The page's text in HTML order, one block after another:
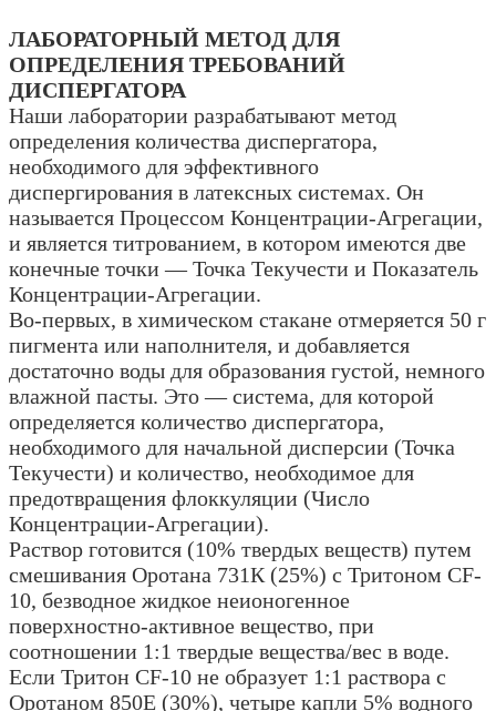
ЛАБОРАТОРНЫЙ МЕТОД ДЛЯ
ОПРЕДЕЛЕНИЯ ТРЕБОВАНИЙ
ДИСПЕРГАТОРА
Наши лаборатории разрабатывают метод
определения количества диспергатора,
необходимого для эффективного
диспергирования в латексных системах. Он
называется Процессом Концентрации-Агрегации,
и является титрованием, в котором имеются две
конечные точки — Точка Текучести и Показатель
Концентрации-Агрегации.
Во-первых, в химическом стакане отмеряется 50 г
пигмента или наполнителя, и добавляется
достаточно воды для образования густой, немного
влажной пасты. Это — система, для которой
определяется количество диспергатора,
необходимого для начальной дисперсии (Точка
Текучести) и количество, необходимое для
предотвращения флоккуляции (Число
Концентрации-Агрегации).
Раствор готовится (10% твердых веществ) путем
смешивания Оротана 731К (25%) с Тритоном CF-
10, безводное жидкое неионогенное
поверхностно-активное вещество, при
соотношении 1:1 твердые вещества/вес в воде.
Если Тритон CF-10 не образует 1:1 раствора с
Оротаном 850Е (30%), четыре капли 5% водного